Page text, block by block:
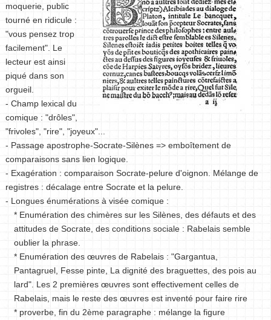
moquerie, public
tourné en ridicule :
"vous pensez trop
facilement". Le
lecteur est ainsi
piqué dans son
orgueil.
- Champ lexical du
comique : "drôles",
"frivoles", "rire", "joyeux"...
- Passage apostrophe-Socrate-Silènes => emboîtement de
comparaisons sans lien logique.
- Exagération : comparaison Socrate-pelure d'oignon. Mélange de
registres : décalage entre Socrate et la pelure.
- Longues énumérations à visée comique :
* Enumération des chimères sur les Silènes, des défauts et des
attitudes de Socrate, des conditions sociale : Rabelais semble
oublier la phrase.
* Enumération des œuvres de Rabelais : "Gargantua,
Pantagruel, Fesse pinte, La dignité des braguettes, des pois au
lard". Les 2 premières œuvres sont effectivement celles de
Rabelais, mais le reste des œuvres est inventé pour faire rire
* proverbe, fin du 2ème paragraphe : mélange la figure